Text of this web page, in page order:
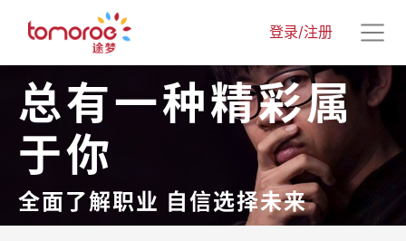
登录/注册
总有一种精彩属
于你
全面了解职业 自信选择未来